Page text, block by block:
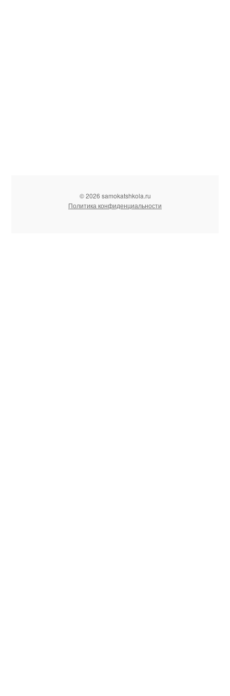
© 2026 samokatshkola.ru
Политика конфиденциальности